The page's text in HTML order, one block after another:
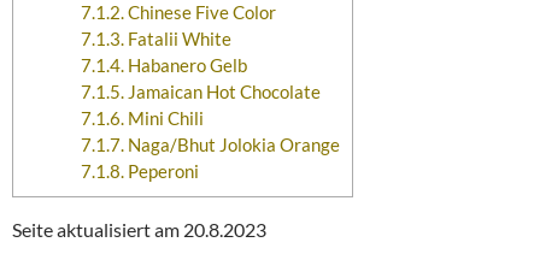
7.1.2.Chinese Five Color
7.1.3.Fatalii White
7.1.4.Habanero Gelb
7.1.5.Jamaican Hot Chocolate
7.1.6.Mini Chili
7.1.7.Naga/Bhut Jolokia Orange
7.1.8.Peperoni
Seite aktualisiert am 20.8.2023